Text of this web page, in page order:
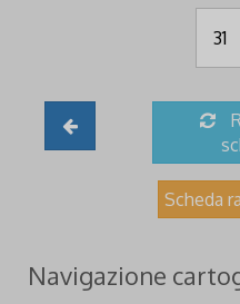
31
Scheda
Navigazione